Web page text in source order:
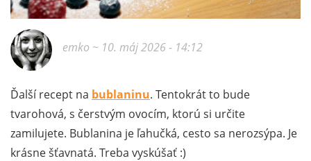
emko ~ 10. máj 2026 - 14:12
Ďalší recept na bublaninu. Tentokrát to bude
tvarohová, s čerstvým ovocím, ktorú si určite
zamilujete. Bublanina je ľahučká, cesto sa nerozsýpa. Je
krásne šťavnatá. Treba vyskúšať :)